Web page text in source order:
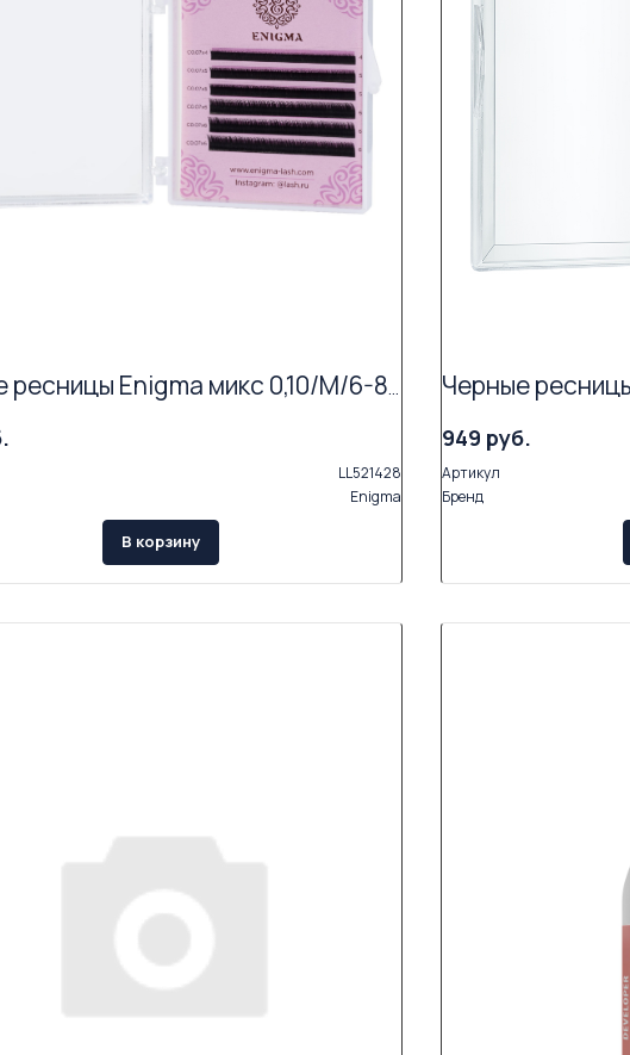
Черные ресницы Enigma микс 0,10/M/6-8 mm (6 линий)
LL521428
Enigma
В корзину
949 руб.
Артикул
Бренд